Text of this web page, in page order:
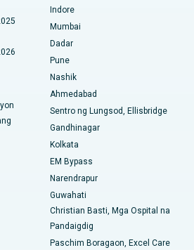
sa Secunderabad, Hyderabad
sa Seshadripuram, Bangalore
sa Waltair Main Road,
sa Subhash Nagar Road,
sa Managari, Karaikudi
sa Arepally, Warangal
sa Arera Colony, Bhopal
sa Jayanagar, Bangalore
Indore
Mumbai
Dadar
Pune
Nashik
Ahmedabad
Sentro ng Lungsod, Ellisbridge
Gandhinagar
Kolkata
EM Bypass
Narendrapur
Guwahati
Christian Basti, Mga Ospital na
Pandaigdig
Paschim Boragaon, Excel Care